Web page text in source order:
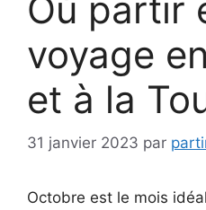
Où partir
voyage
et à la
31 janvier 2023 par
Octobre est le mois